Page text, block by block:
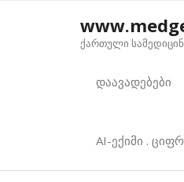
ქართული
დაავადებები
AI-ექიმი .